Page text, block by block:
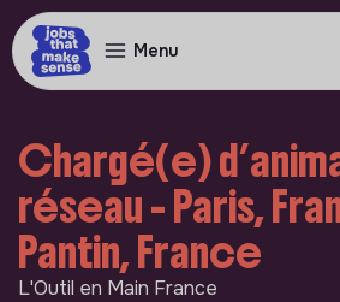
Menu
Chargé(e)
réseau - Paris,
Pantin, France
L'Outil en Main France